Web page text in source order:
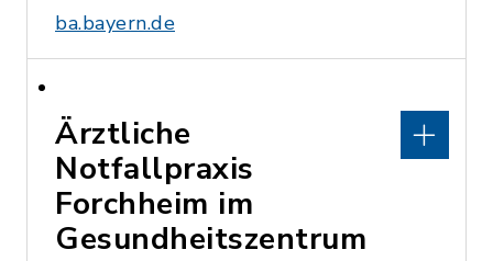
ba.bayern.de
Ärztliche
Notfallpraxis
Forchheim im
Gesundheitszentrum